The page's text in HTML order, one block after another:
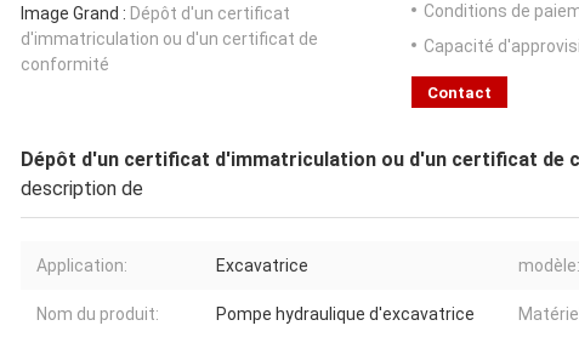
Image Grand : Dépôt d'un certificat
d'immatriculation ou d'un certificat de
conformité
Conditions de
Capacité
Contact
Dépôt d'un certificat d'immatriculation ou d'un certificat de
description de
Application: Excavatrice modèle:
Nom du produit: Pompe hydraulique d'excavatrice